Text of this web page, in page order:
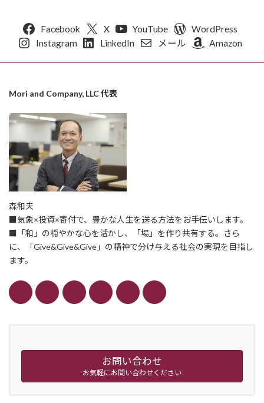
Facebook X YouTube
WordPress
Instagram
LinkedIn メール Amazon
Mori and Company, LLC 代表
森和夫
■気象×投資×寄付で、豊かな人生を送る方法をお手伝いします。
■「和」の穏やかな心を活かし、「場」を作り共有する。さら
に、「Give&Give&Give」の精神で分け与える社会の実現を目指し
ます。
お問い合わせ
お気軽にお問い合わせください